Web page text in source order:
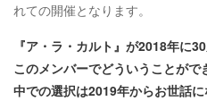
れての開催となります。
『ア・ラ・カルト』が2018年に
このメンバーでどういうことが
中での選択は2019年からお世話